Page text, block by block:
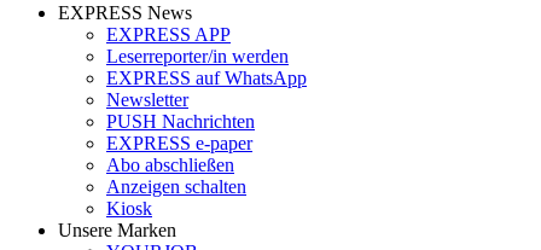
EXPRESS News
EXPRESS APP
Leserreporter/in werden
EXPRESS auf WhatsApp
Newsletter
PUSH Nachrichten
EXPRESS e-paper
Abo abschließen
Anzeigen schalten
Kiosk
Unsere Marken